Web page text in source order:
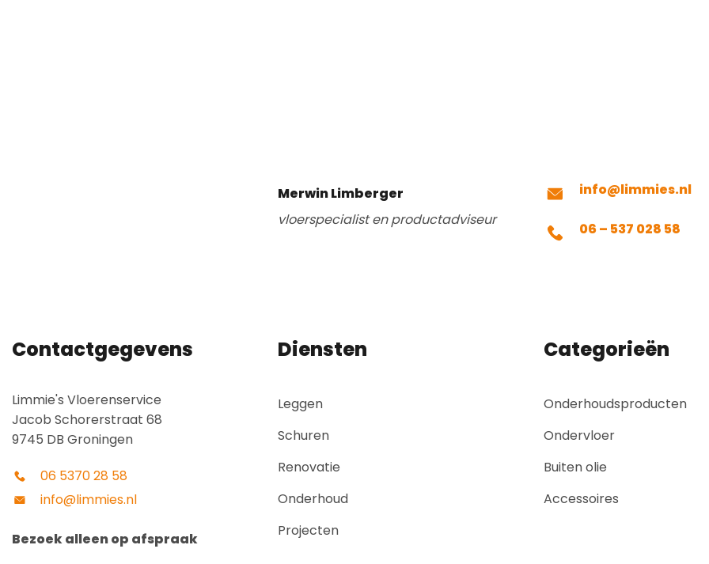
Merwin Limberger
vloerspecialist en productadviseur
info@limmies.nl
06 – 537 028 58
Contactgegevens
Limmie's Vloerenservice
Jacob Schorerstraat 68
9745 DB Groningen
06 5370 28 58
info@limmies.nl
Bezoek alleen op afspraak
Diensten
Leggen
Schuren
Renovatie
Onderhoud
Projecten
Categorieën
Onderhoudsproducten
Ondervloer
Buiten olie
Accessoires